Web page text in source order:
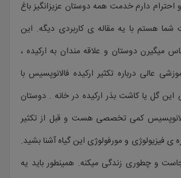
دارم خدمت همه دوستان عزیزانگیز باغ
هستم با یه مقاله ی کاربردی دیگه. این
میگیرن دوستان و علاقه مندان به ارکیده ،
عالی درباره تکثیر ارکیده فالانوپسیس با
این گل یا کاشت بذر ارکیده در خانه . دوستان
کمی تخصصی هست و قبل از تکثیر
ی فیزیولوژی و مورفولوژی این گیاه آشنا بشید.
و چطوری زندگی میکنه. همینطور باید یه